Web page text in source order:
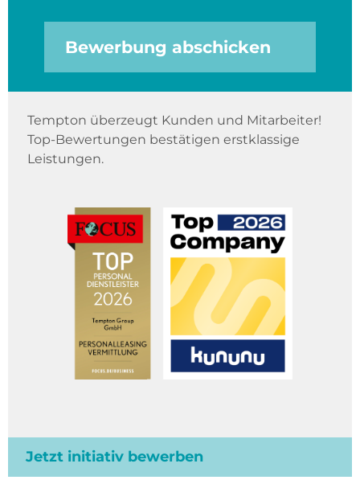
Bewerbung abschicken
Tempton überzeugt Kunden und Mitarbeiter!
Top-Bewertungen bestätigen erstklassige
Leistungen.
Jetzt initiativ bewerben